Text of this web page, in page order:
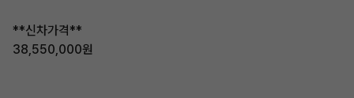
**신차가격**
38,550,000원